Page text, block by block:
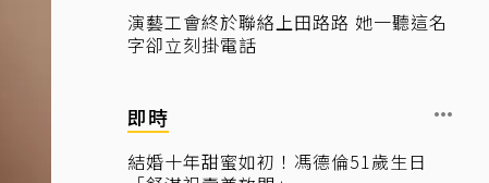
演藝工會終於聯絡上田路路 她一聽這名
字卻立刻掛電話
即時
結婚十年甜蜜如初！馮德倫51歲生日